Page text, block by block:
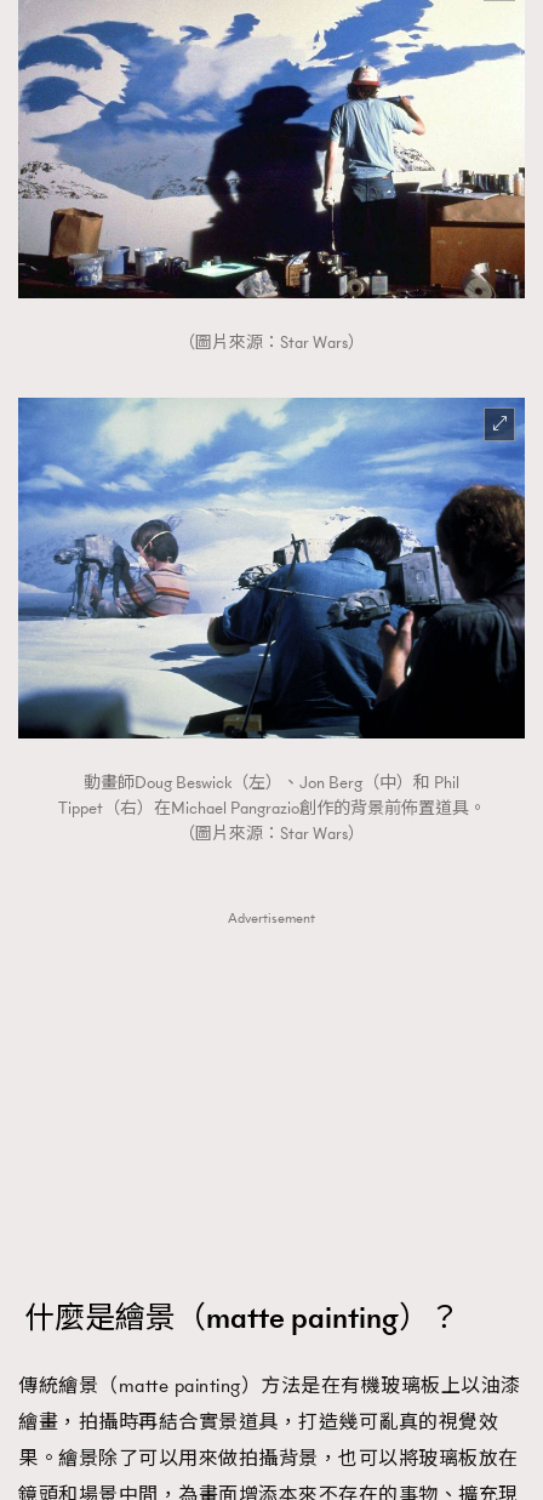
（圖片來源：Star Wars）
動畫師Doug Beswick（左）、Jon Berg（中）和 Phil
Tippet（右）在Michael Pangrazio創作的背景前佈置道具。
（圖片來源：Star Wars）
Advertisement
什麼是繪景（matte painting）？
傳統繪景（matte painting）方法是在有機玻璃板上以油漆
繪畫，拍攝時再結合實景道具，打造幾可亂真的視覺效
果。繪景除了可以用來做拍攝背景，也可以將玻璃板放在
鏡頭和場景中間，為畫面增添本來不存在的事物、擴充現